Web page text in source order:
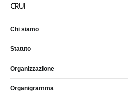
CRUI
Chi siamo
Statuto
Organizzazione
Organigramma